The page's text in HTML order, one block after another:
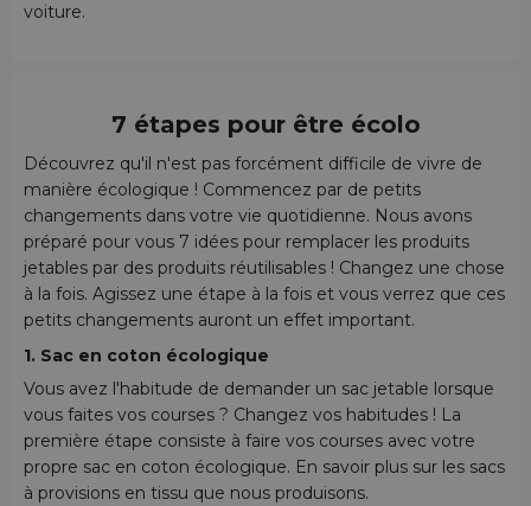
voiture.
7 étapes pour être écolo
Découvrez qu'il n'est pas forcément difficile de vivre de
manière écologique ! Commencez par de petits
changements dans votre vie quotidienne. Nous avons
préparé pour vous 7 idées pour remplacer les produits
jetables par des produits réutilisables ! Changez une chose
à la fois. Agissez une étape à la fois et vous verrez que ces
petits changements auront un effet important.
1. Sac en coton écologique
Vous avez l'habitude de demander un sac jetable lorsque
vous faites vos courses ? Changez vos habitudes ! La
première étape consiste à faire vos courses avec votre
propre sac en coton écologique. En savoir plus sur les sacs
à provisions en tissu que nous produisons.